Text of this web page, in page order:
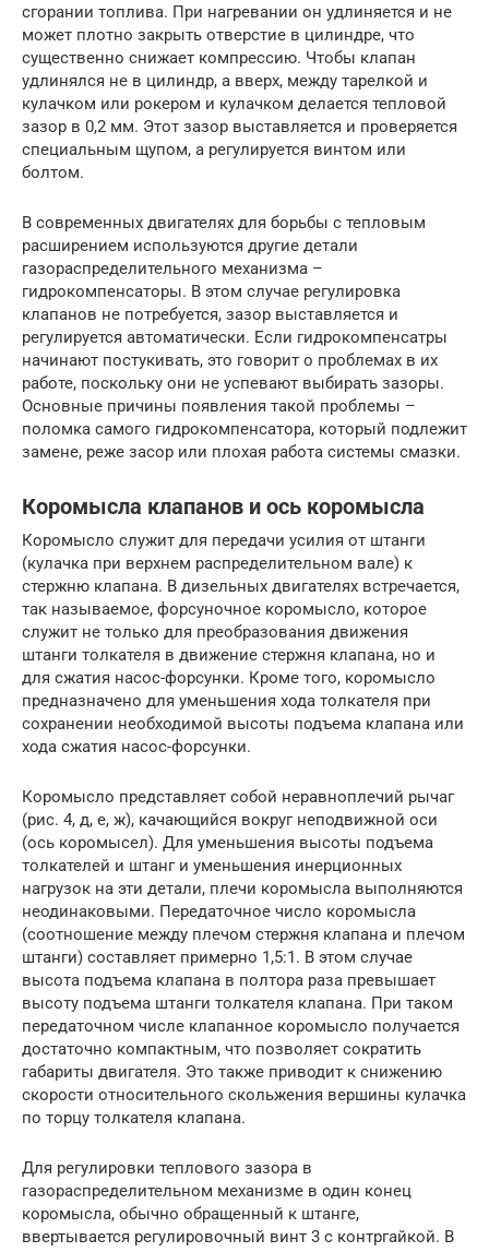
сгорании топлива. При нагревании он удлиняется и не
может плотно закрыть отверстие в цилиндре, что
существенно снижает компрессию. Чтобы клапан
удлинялся не в цилиндр, а вверх, между тарелкой и
кулачком или рокером и кулачком делается тепловой
зазор в 0,2 мм. Этот зазор выставляется и проверяется
специальным щупом, а регулируется винтом или
болтом.
В современных двигателях для борьбы с тепловым
расширением используются другие детали
газораспределительного механизма –
гидрокомпенсаторы. В этом случае регулировка
клапанов не потребуется, зазор выставляется и
регулируется автоматически. Если гидрокомпенсатры
начинают постукивать, это говорит о проблемах в их
работе, поскольку они не успевают выбирать зазоры.
Основные причины появления такой проблемы –
поломка самого гидрокомпенсатора, который подлежит
замене, реже засор или плохая работа системы смазки.
Коромысла клапанов и ось коромысла
Коромысло служит для передачи усилия от штанги
(кулачка при верхнем распределительном вале) к
стержню клапана. В дизельных двигателях встречается,
так называемое, форсуночное коромысло, которое
служит не только для преобразования движения
штанги толкателя в движение стержня клапана, но и
для сжатия насос-форсунки. Кроме того, коромысло
предназначено для уменьшения хода толкателя при
сохранении необходимой высоты подъема клапана или
хода сжатия насос-форсунки.
Коромысло представляет собой неравноплечий рычаг
(рис. 4, д, е, ж), качающийся вокруг неподвижной оси
(ось коромысел). Для уменьшения высоты подъема
толкателей и штанг и уменьшения инерционных
нагрузок на эти детали, плечи коромысла выполняются
неодинаковыми. Передаточное число коромысла
(соотношение между плечом стержня клапана и плечом
штанги) составляет примерно 1,5:1. В этом случае
высота подъема клапана в полтора раза превышает
высоту подъема штанги толкателя клапана. При таком
передаточном числе клапанное коромысло получается
достаточно компактным, что позволяет сократить
габариты двигателя. Это также приводит к снижению
скорости относительного скольжения вершины кулачка
по торцу толкателя клапана.
Для регулировки теплового зазора в
газораспределительном механизме в один конец
коромысла, обычно обращенный к штанге,
ввертывается регулировочный винт 3 с контргайкой. В